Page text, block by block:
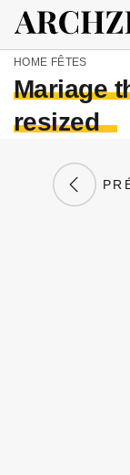
HOME FÊTES
Mariage
resized